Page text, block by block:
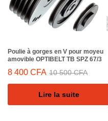
Poulie à gorges en V pour moyeu
amovible OPTIBELT TB SPZ 67/3
8 400 CFA 10 500CFA
Lire la suite